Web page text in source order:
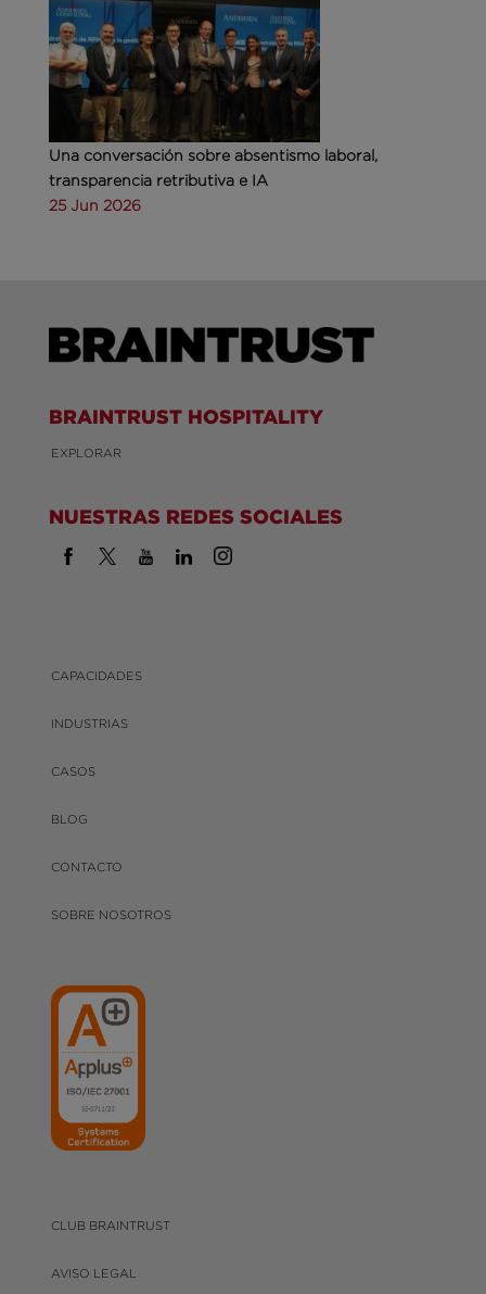
Una conversación sobre absentismo laboral,
transparencia retributiva e IA
25 Jun 2026
BRAINTRUST HOSPITALITY
EXPLORAR
NUESTRAS REDES SOCIALES
CAPACIDADES
INDUSTRIAS
CASOS
BLOG
CONTACTO
SOBRE NOSOTROS
CLUB BRAINTRUST
AVISO LEGAL